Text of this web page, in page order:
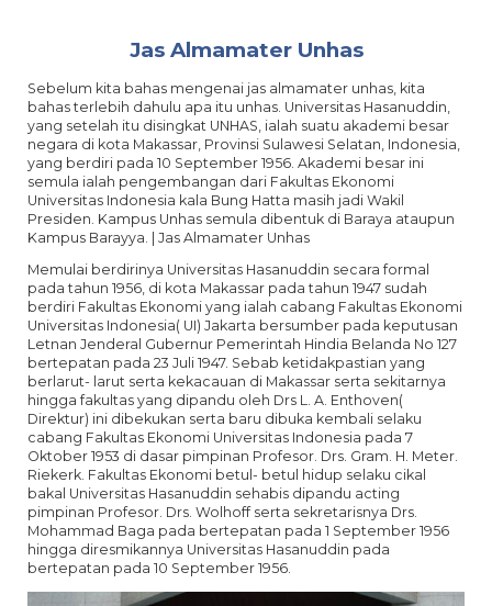
Jas Almamater Unhas
Sebelum kita bahas mengenai jas almamater unhas, kita
bahas terlebih dahulu apa itu unhas. Universitas Hasanuddin,
yang setelah itu disingkat UNHAS, ialah suatu akademi besar
negara di kota Makassar, Provinsi Sulawesi Selatan, Indonesia,
yang berdiri pada 10 September 1956. Akademi besar ini
semula ialah pengembangan dari Fakultas Ekonomi
Universitas Indonesia kala Bung Hatta masih jadi Wakil
Presiden. Kampus Unhas semula dibentuk di Baraya ataupun
Kampus Barayya. | Jas Almamater Unhas
Memulai berdirinya Universitas Hasanuddin secara formal
pada tahun 1956, di kota Makassar pada tahun 1947 sudah
berdiri Fakultas Ekonomi yang ialah cabang Fakultas Ekonomi
Universitas Indonesia( UI) Jakarta bersumber pada keputusan
Letnan Jenderal Gubernur Pemerintah Hindia Belanda No 127
bertepatan pada 23 Juli 1947. Sebab ketidakpastian yang
berlarut- larut serta kekacauan di Makassar serta sekitarnya
hingga fakultas yang dipandu oleh Drs L. A. Enthoven(
Direktur) ini dibekukan serta baru dibuka kembali selaku
cabang Fakultas Ekonomi Universitas Indonesia pada 7
Oktober 1953 di dasar pimpinan Profesor. Drs. Gram. H. Meter.
Riekerk. Fakultas Ekonomi betul- betul hidup selaku cikal
bakal Universitas Hasanuddin sehabis dipandu acting
pimpinan Profesor. Drs. Wolhoff serta sekretarisnya Drs.
Mohammad Baga pada bertepatan pada 1 September 1956
hingga diresmikannya Universitas Hasanuddin pada
bertepatan pada 10 September 1956.